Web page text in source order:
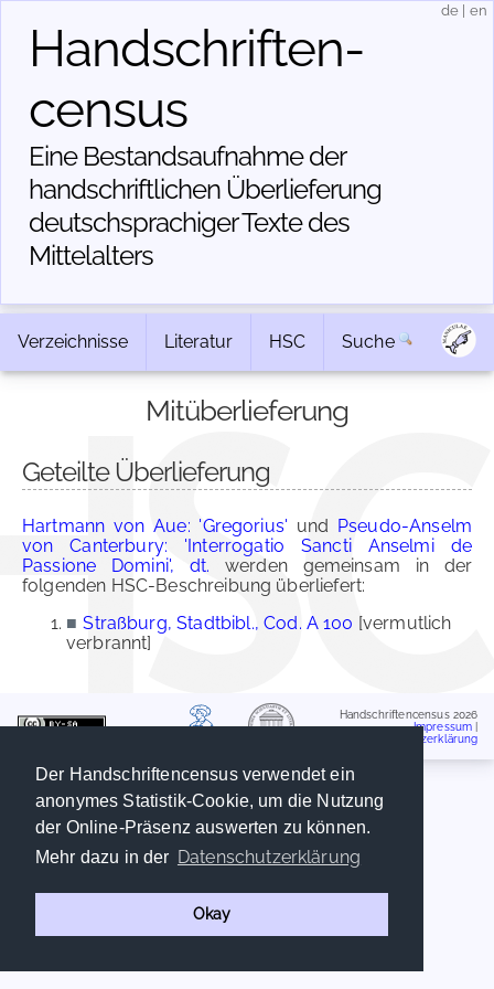
Der Handschriftencensus verwendet ein
anonymes Statistik-Cookie, um die Nutzung
der Online-Präsenz auswerten zu können.
Mehr dazu in der Datenschutzerklärung
Okay
Handschriften­
census
Eine Bestandsaufnahme der
handschriftlichen Über­lieferung
deutschsprachiger Texte des
Mittelalters
de en
Verzeichnisse Literatur HSC Suche
Mitüberlieferung
Geteilte Überlieferung
Hartmann von Aue: 'Gregorius' und Pseudo-Anselm
von Canterbury: 'Interrogatio Sancti Anselmi de
Passione Domini', dt. werden gemeinsam in der
folgenden HSC-Beschreibung überliefert:
■ Straßburg, Stadtbibl., Cod. A 100 [vermutlich
verbrannt]
Handschriftencensus 2026
Impressum
Datenschutzerklärung